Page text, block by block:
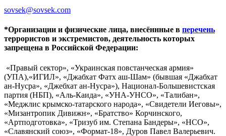
sovsek@sovsek.com
*Организации и физические лица, внесённные в перечень
террористов и экстремистов, деятельность которых
запрещена в Российской Федерации:
«Правый сектор», «Украинская повстанческая армия»
(УПА),«ИГИЛ», «Джабхат Фатх аш-Шам» (бывшая «Джабхат
ан-Нусра», «Джебхат ан-Нусра»), Национал-Большевистская
партия (НБП), «Аль-Каида», «УНА-УНСО», «Талибан»,
«Меджлис крымско-татарского народа», «Свидетели Иеговы»,
«Мизантропик Дивижн», «Братство» Корчинского,
«Артподготовка», «Тризуб им. Степана Бандеры», «НСО»,
«Славянский союз», «Формат-18», Дуров Павел Валерьевич.